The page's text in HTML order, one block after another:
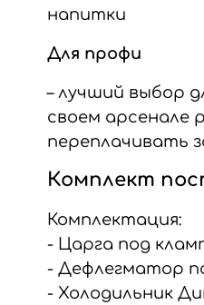
напитки
Для профи
– лучший выбор
своем арсенале
переплачивать
Комплект
Комплектация:
- Царга под
- Дефлегматор
- Холодильник